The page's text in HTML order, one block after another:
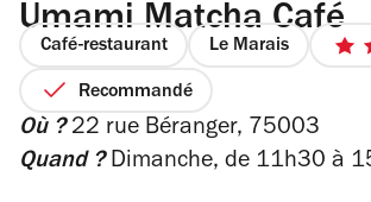
Umami Matcha Café
Café-restaurant Le Marais
Recommandé
Où ? 22 rue Béranger, 75003
Quand ?Dimanche, de 11h30 à